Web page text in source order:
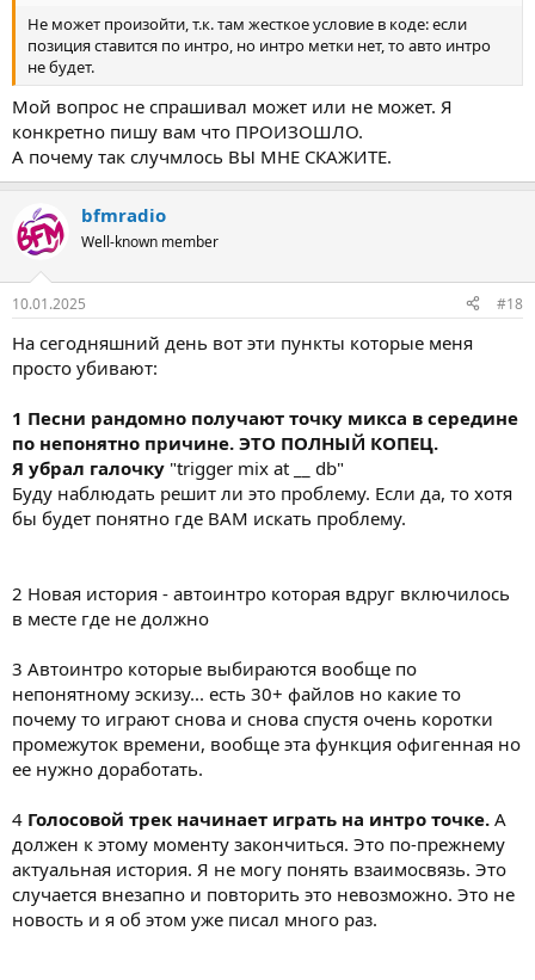
Не может произойти, т.к. там жесткое условие в коде: если
позиция ставится по интро, но интро метки нет, то авто интро
не будет.
Мой вопрос не спрашивал может или не может. Я
конкретно пишу вам что ПРОИЗОШЛО.
А почему так случмлось ВЫ МНЕ СКАЖИТЕ.
bfmradio
Well-known member
10.01.2025 #18
На сегодняшний день вот эти пункты которые меня
просто убивают:
1 Песни рандомно получают точку микса в середине
по непонятно причине. ЭТО ПОЛНЫЙ КОПЕЦ.
Я убрал галочку "trigger mix at __ db"
Буду наблюдать решит ли это проблему. Если да, то хотя
бы будет понятно где ВАМ искать проблему.
2 Новая история - автоинтро которая вдруг включилось
в месте где не должно
3 Автоинтро которые выбираются вообще по
непонятному эскизу... есть 30+ файлов но какие то
почему то играют снова и снова спустя очень коротки
промежуток времени, вообще эта функция офигенная но
ее нужно доработать.
4 Голосовой трек начинает играть на интро точке. А
должен к этому моменту закончиться. Это по-прежнему
актуальная история. Я не могу понять взаимосвязь. Это
случается внезапно и повторить это невозможно. Это не
новость и я об этом уже писал много раз.